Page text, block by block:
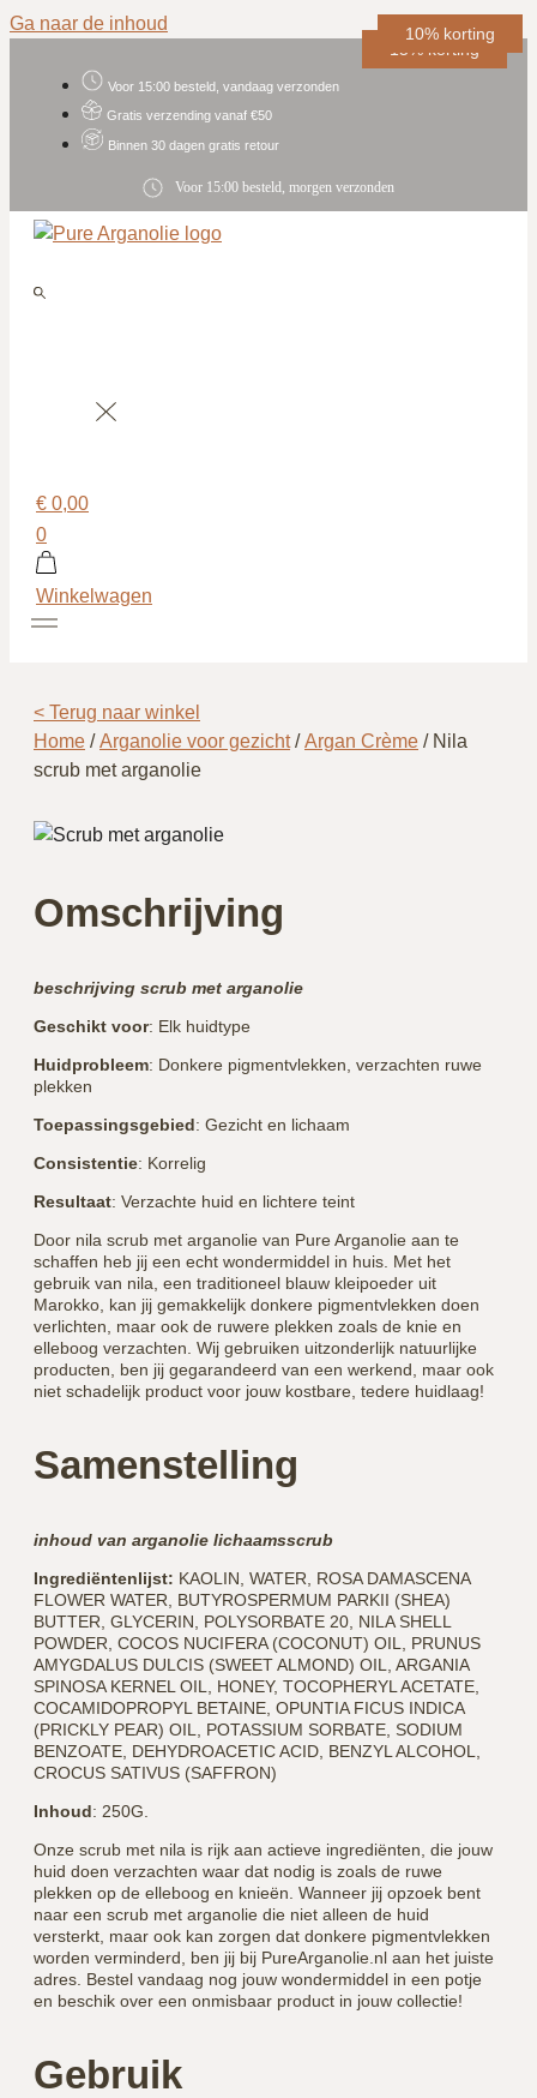
Ga naar de inhoud
Voor 15:00 besteld, vandaag verzonden
Gratis verzending vanaf €50
Binnen 30 dagen gratis retour
Voor 15:00 besteld, morgen verzonden
€ 0,00
0
Winkelwagen
< Terug naar winkel
Home /Arganolie voor gezicht/Argan Crème / Nila
scrub met arganolie
15% korting
Omschrijving
beschrijving scrub met arganolie
Geschikt voor: Elk huidtype
Huidprobleem: Donkere pigmentvlekken, verzachten ruwe
plekken
Toepassingsgebied: Gezicht en lichaam
Consistentie: Korrelig
Resultaat: Verzachte huid en lichtere teint
Door nila scrub met arganolie van Pure Arganolie aan te
schaffen heb jij een echt wondermiddel in huis. Met het
gebruik van nila, een traditioneel blauw kleipoeder uit
Marokko, kan jij gemakkelijk donkere pigmentvlekken doen
verlichten, maar ook de ruwere plekken zoals de knie en
elleboog verzachten. Wij gebruiken uitzonderlijk natuurlijke
producten, ben jij gegarandeerd van een werkend, maar ook
niet schadelijk product voor jouw kostbare, tedere huidlaag!
Samenstelling
inhoud van arganolie lichaamsscrub
Ingrediëntenlijst: KAOLIN, WATER, ROSA DAMASCENA
FLOWER WATER, BUTYROSPERMUM PARKII (SHEA)
BUTTER, GLYCERIN, POLYSORBATE 20, NILA SHELL
POWDER, COCOS NUCIFERA (COCONUT) OIL, PRUNUS
AMYGDALUS DULCIS (SWEET ALMOND) OIL, ARGANIA
SPINOSA KERNEL OIL, HONEY, TOCOPHERYL ACETATE,
COCAMIDOPROPYL BETAINE, OPUNTIA FICUS INDICA
(PRICKLY PEAR) OIL, POTASSIUM SORBATE, SODIUM
BENZOATE, DEHYDROACETIC ACID, BENZYL ALCOHOL,
CROCUS SATIVUS (SAFFRON)
Inhoud: 250G.
Onze scrub met nila is rijk aan actieve ingrediënten, die jouw
huid doen verzachten waar dat nodig is zoals de ruwe
plekken op de elleboog en knieën. Wanneer jij opzoek bent
naar een scrub met arganolie die niet alleen de huid
versterkt, maar ook kan zorgen dat donkere pigmentvlekken
worden verminderd, ben jij bij PureArganolie.nl aan het juiste
adres. Bestel vandaag nog jouw wondermiddel in een potje
en beschik over een onmisbaar product in jouw collectie!
Gebruik
15% korting
10% korting
10% korting
10% korting